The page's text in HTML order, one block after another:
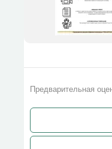
Предварительная